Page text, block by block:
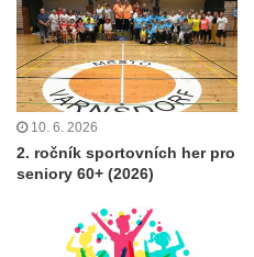
10. 6. 2026
2. ročník sportovních her pro
seniory 60+ (2026)